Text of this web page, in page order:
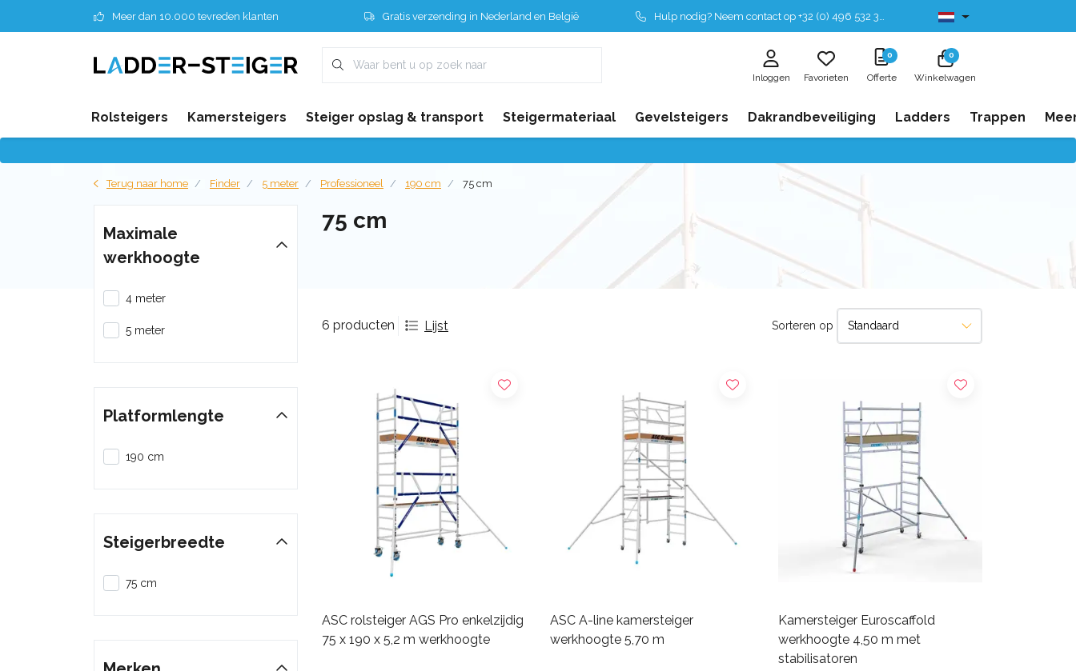
Meer dan 10.000 tevreden klanten Gratis verzending in Nederland en België Hulp nodig? Neem contact op +32 (0) 496 532 330 Leverbaar uit voorraad
Inloggen Favorieten
0
Offerte
0
Winkelwagen
Rolsteigers Kamersteigers Steiger opslag & transport Steigermateriaal Gevelsteigers Dakrandbeveiliging Ladders Trappen
Terug naar home Finder 5 meter Professioneel 190 cm 75 cm
75 cm
6 producten Lijst Sorteren op
ASC rolsteiger AGS Pro enkelzijdig
75 x 190 x 5,2 m werkhoogte
ASC A-line kamersteiger
werkhoogte 5,70 m
Kamersteiger Euroscaffold
werkhoogte 4,50 m met
stabilisatoren
Maximale
werkhoogte
4 meter
5 meter
Platformlengte
190 cm
Steigerbreedte
75 cm